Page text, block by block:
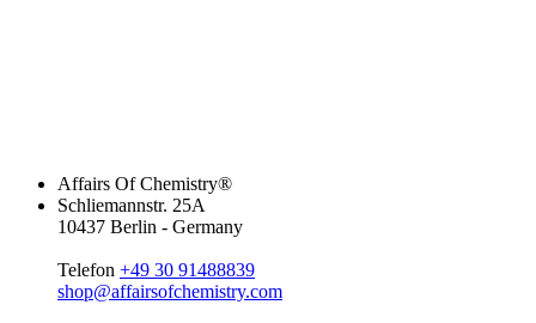
Affairs Of Chemistry®
Schliemannstr. 25A
10437 Berlin - Germany
Telefon +49 30 91488839
shop@affairsofchemistry.com